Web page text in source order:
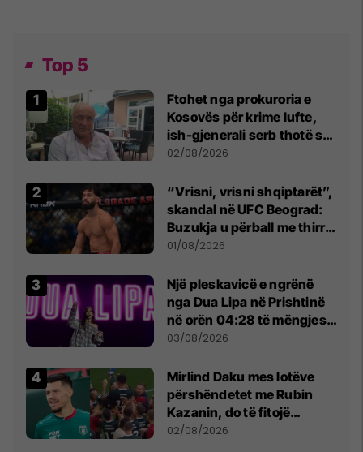
Top 5
Ftohet nga prokuroria e
Kosovës për krime lufte,
ish-gjenerali serb thotë se
dikush e tradhtoi në
02/08/2026
“Vrisni, vrisni shqiptarët”,
skandal në UFC Beograd:
Buzukja u përball me thirrje
anti-shqiptare nga
01/08/2026
Një pleskavicë e ngrënë
nga Dua Lipa në Prishtinë
në orën 04:28 të mëngjesit
- dhe bota digjitale serbe
03/08/2026
Mirlind Daku mes lotëve
përshëndetet me Rubin
Kazanin, do të fitojë
miliona te Spartak Moska
02/08/2026